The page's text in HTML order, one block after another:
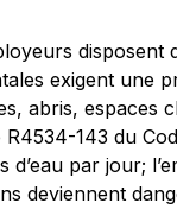
exigent une
abris, espaces
R4534-143 du
d’eau par jour;
deviennent